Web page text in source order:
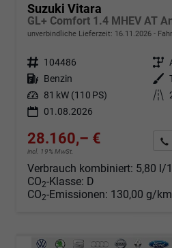
Suzuki Vitara
unverbindliche Lieferzeit: 16.11.2026
Fahrzeugnr. 104486 Getriebe
Kraftstoff Benzin Außenfarbe
Leistung 81 kW (110 PS) Kilometerstand
01.08.2026
28.160,– €
incl. 19% MwSt.
Verbrauch kombiniert: 5,80 l/
CO2-Klasse: D
CO2-Emissionen: 130,00 g/km